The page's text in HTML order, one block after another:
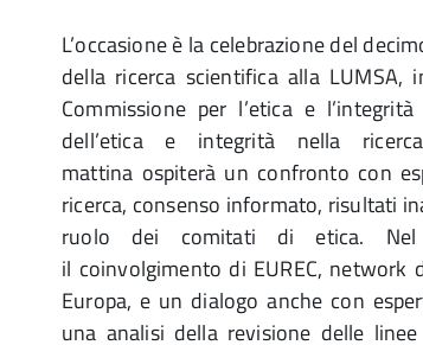
L’occasione è la celebrazione del
della ricerca scientifica alla
Commissione per l’etica e
dell’etica e integrità nella
mattina ospiterà un confronto con
ricerca, consenso informato, risultati
ruolo dei comitati di etica.
il coinvolgimento di EUREC,
Europa, e un dialogo anche con
una analisi della revisione delle